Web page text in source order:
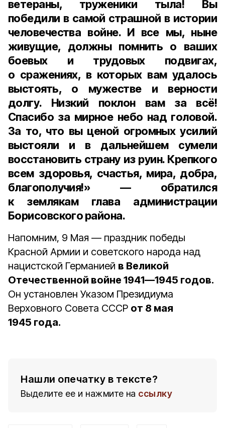
ветераны, труженики тыла! Вы
победили в самой страшной в истории
человечества войне. И все мы, ныне
живущие, должны помнить о ваших
боевых и трудовых подвигах,
о сражениях, в которых вам удалось
выстоять, о мужестве и верности
долгу. Низкий поклон вам за всё!
Спасибо за мирное небо над головой.
За то, что вы ценой огромных усилий
выстояли и в дальнейшем сумели
восстановить страну из руин. Крепкого
всем здоровья, счастья, мира, добра,
благополучия!» — обратился
к землякам глава администрации
Борисовского района.
Напомним, 9 Мая — праздник победы
Красной Армии и советского народа над
нацистской Германией в Великой
Отечественной войне 1941—1945 годов.
Он установлен Указом Президиума
Верховного Совета СССР от 8 мая
1945 года.
Нашли опечатку в тексте?
Выделите ее и нажмите на ссылку